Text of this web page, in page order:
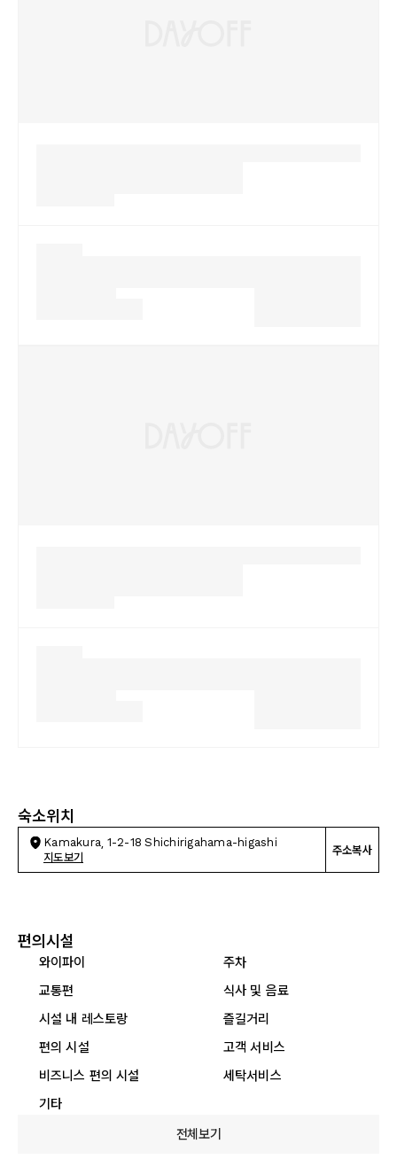
숙소위치
Kamakura, 1-2-18 Shichirigahama-higashi
지도보기
주소복사
편의시설
와이파이
주차
교통편
식사 및 음료
시설 내 레스토랑
즐길거리
편의 시설
고객 서비스
비즈니스 편의 시설
세탁서비스
기타
전체보기